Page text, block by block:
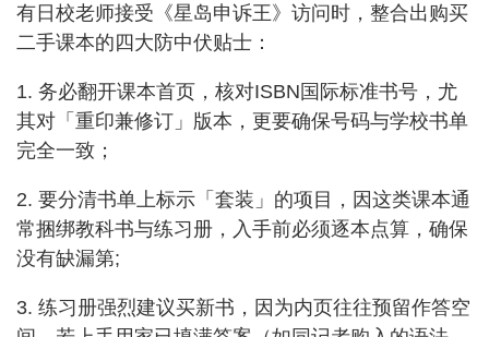
有日校老师接受《星岛申诉王》访问时，整合出购买
二手课本的四大防中伏贴士：
1. 务必翻开课本首页，核对ISBN国际标准书号，尤
其对「重印兼修订」版本，更要确保号码与学校书单
完全一致；
2. 要分清书单上标示「套装」的项目，因这类课本通
常捆绑教科书与练习册，入手前必须逐本点算，确保
没有缺漏第;
3. 练习册强烈建议买新书，因为内页往往预留作答空